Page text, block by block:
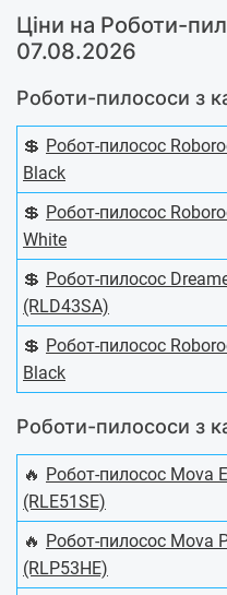
Ціни на Роботи-
07.08.2026
Роботи-пилососи з
💲 Робот-пилосос
Black
💲 Робот-пилосос
White
💲 Робот-пилосос
(RLD43SA)
💲 Робот-пилосос
Black
Роботи-пилососи з
🔥 Робот-пилосос Mova
(RLE51SE)
🔥 Робот-пилосос Mova
(RLP53HE)